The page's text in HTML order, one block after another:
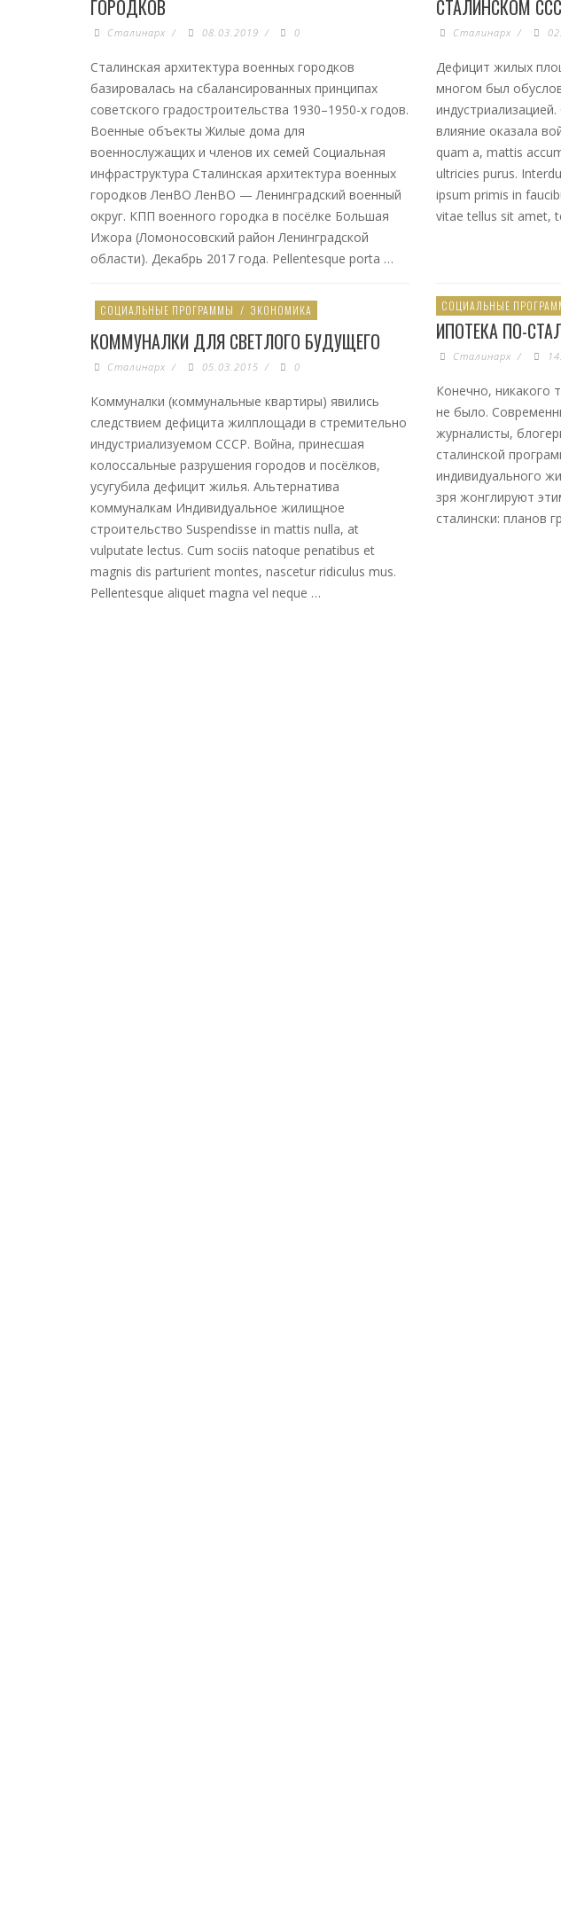
ГОРОДКОВ
Сталинарх / 08.03.2019 / 0
Сталинская архитектура военных городков
базировалась на сбалансированных принципах
советского градостроительства 1930–1950-х годов.
Военные объекты Жилые дома для
военнослужащих и членов их семей Социальная
инфраструктура Сталинская архитектура военных
городков ЛенВО ЛенВО — Ленинградский военный
округ. КПП военного городка в посёлке Большая
Ижора (Ломоносовский район Ленинградской
области). Декабрь 2017 года. Pellentesque porta …
СТАЛИНСКОМ
Сталинарх /
Дефицит жилых
многом был
влияние оказала
quam a, mattis
ultricies purus.
ipsum primis in
vitae tellus sit amet,
СОЦИАЛЬНЫЕ ПРОГРАММЫ / ЭКОНОМИКА
КОММУНАЛКИ ДЛЯ СВЕТЛОГО БУДУЩЕГО
Сталинарх / 05.03.2015 / 0
Коммуналки (коммунальные квартиры) явились
следствием дефицита жилплощади в стремительно
индустриализуемом СССР. Война, принесшая
колоссальные разрушения городов и посёлков,
усугубила дефицит жилья. Альтернатива
коммуналкам Индивидуальное жилищное
строительство Suspendisse in mattis nulla, at
vulputate lectus. Cum sociis natoque penatibus et
magnis dis parturient montes, nascetur ridiculus mus.
Pellentesque aliquet magna vel neque …
СОЦИАЛЬНЫЕ
ИПОТЕКА ПО-
Сталинарх /
Конечно, никакого
не было.
журналисты,
сталинской
индивидуального
зря жонглируют
сталински: планов